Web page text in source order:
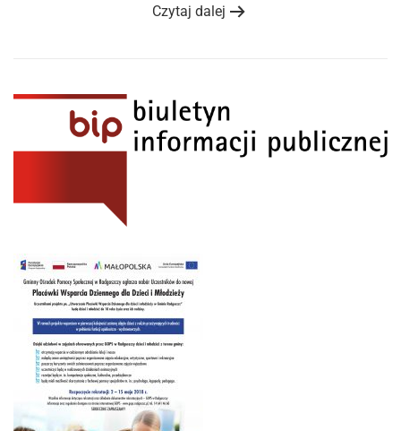
Czytaj dalej